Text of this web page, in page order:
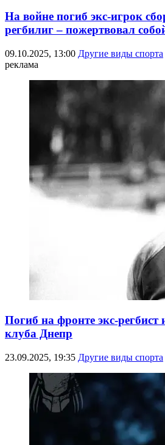
На войне погиб экс-игрок
регбилиг – пожертвовал
09.10.2025, 13:00 Другие виды спорта
реклама
Погиб на фронте экс-регбист
клуба Днепр
23.09.2025, 19:35 Другие виды спорта